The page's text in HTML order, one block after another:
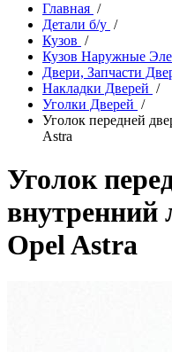
Главная /
Детали б/у /
Кузов /
Кузов Наружные
Двери, Запчасти
Накладки Дверей /
Уголки Дверей /
Уголок передней
Astra
Уголок
внутренний
Opel Astra